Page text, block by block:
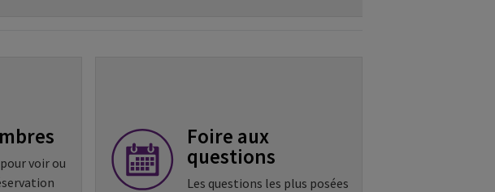
voir ou
Foire aux
questions
Les questions les plus posées